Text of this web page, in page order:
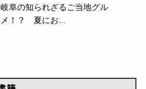
岐阜の知られざるご当地グル
メ！？ 夏にお...